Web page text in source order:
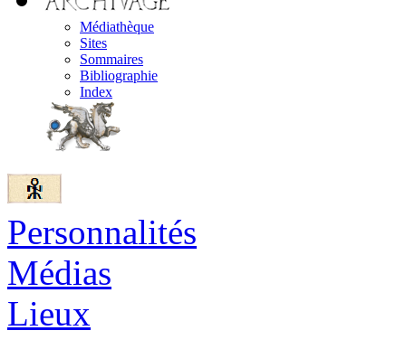
Médiathèque
Sites
Sommaires
Bibliographie
Index
Personnalités
Médias
Lieux